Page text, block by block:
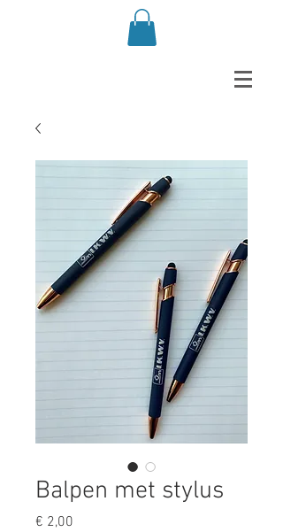
Balpen met stylus
€ 2,00